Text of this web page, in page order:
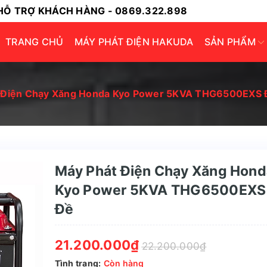
TRỢ KHÁCH HÀNG - 0869.322.898
TRANG CHỦ MÁY PHÁT ĐIỆN HAKUDA SẢN PHẨM
Chạy Xăng Honda Kyo Power 5KVA THG6500EXS
Máy Phát Điện Chạy Xăng
Kyo Power 5KVA THG6500EXS
Đề
21.200.000₫ 22.200.000₫
Tình trạng: Còn hàng